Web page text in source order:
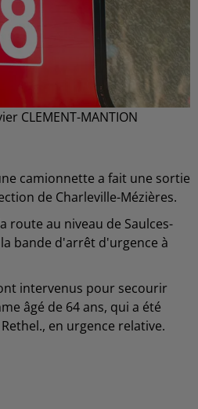
CLEMENT-MANTION
camionnette a fait une sortie
de Charleville-Mézières.
route au niveau de Saulces-
bande d'arrêt d'urgence à
intervenus pour secourir
âgé de 64 ans, qui a été
en urgence relative.